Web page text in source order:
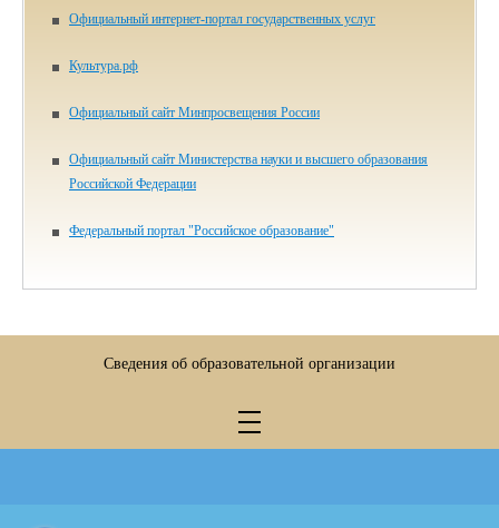
Официальный интернет-портал государственных услуг
Культура.рф
Официальный сайт Минпросвещения России
Официальный сайт Министерства науки и высшего образования
Российской Федерации
Федеральный портал "Российское образование"
Сведения об образовательной организации